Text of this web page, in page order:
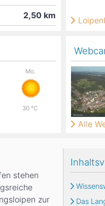
Das
stehen
zur
Mo.
30 °C
2,50 km
Alle